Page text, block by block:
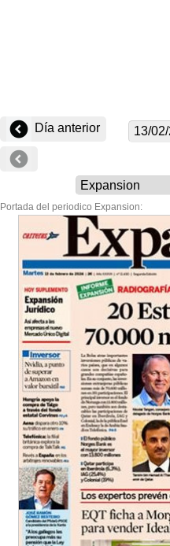
Día anterior
Portada del periodico Expansion: